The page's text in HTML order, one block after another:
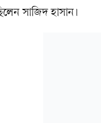
সাজিদ হাসান।